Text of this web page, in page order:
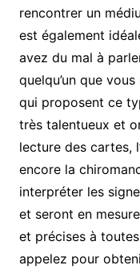
rencontrer un
est également
avez du mal à
quelqu’un que
qui proposent ce
très talentueux et
lecture des cartes,
encore la
interpréter les
et seront en
et précises à
appelez pour